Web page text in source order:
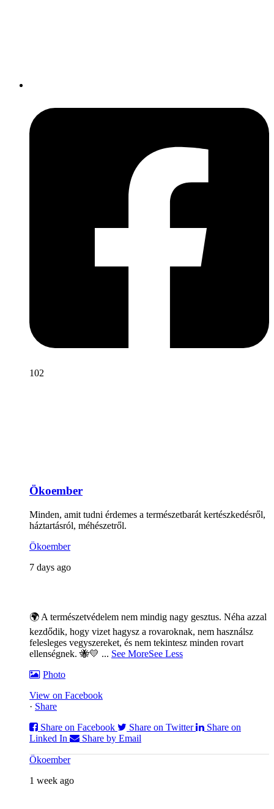
102
Ökoember
Minden, amit tudni érdemes a természetbarát kertészkedésről,
háztartásról, méhészetről.
Ökoember
7 days ago
🌍 A természetvédelem nem mindig nagy gesztus. Néha azzal
kezdődik, hogy vizet hagysz a rovaroknak, nem használsz
felesleges vegyszereket, és nem tekintesz minden rovart
ellenségnek. 🐝💛 ... See MoreSee Less
Photo
View on Facebook
· Share
Share on Facebook
Share on Twitter
Share on
Linked In
Share by Email
Ökoember
1 week ago